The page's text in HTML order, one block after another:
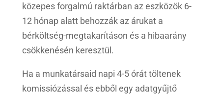
közepes forgalmú raktárban az eszközök 6-
12 hónap alatt behozzák az árukat a
bérköltség-megtakarításon és a hibaarány
csökkenésén keresztül.
Ha a munkatársaid napi 4-5 órát töltenek
komissiózással és ebből egy adatgyűjtő